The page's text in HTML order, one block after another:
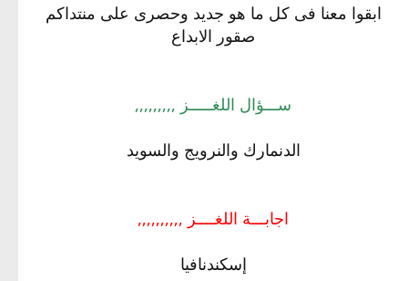
ابقوا معنا فى كل ما هو جديد وحصرى على منتداكم
صقور الابداع
ســـؤال اللغـــــز ,,,,,,,,,
الدنمارك والنرويج والسويد
اجابـــة اللغــــز ,,,,,,,,,,
إسكندنافيا